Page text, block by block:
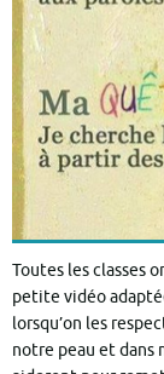
Toutes les classes
petite vidéo
lorsqu’on les
notre peau et dans